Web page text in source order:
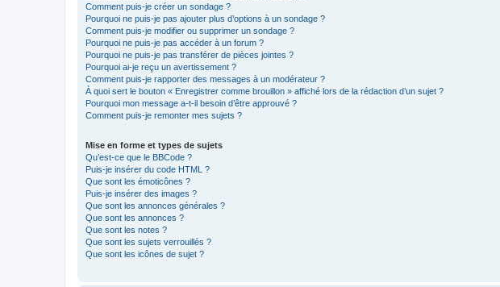
Comment puis-je créer un sondage ?
Pourquoi ne puis-je pas ajouter plus d’options à un sondage ?
Comment puis-je modifier ou supprimer un sondage ?
Pourquoi ne puis-je pas accéder à un forum ?
Pourquoi ne puis-je pas transférer de pièces jointes ?
Pourquoi ai-je reçu un avertissement ?
Comment puis-je rapporter des messages à un modérateur ?
À quoi sert le bouton « Enregistrer comme brouillon » affiché lors de la rédaction d’un sujet ?
Pourquoi mon message a-t-il besoin d’être approuvé ?
Comment puis-je remonter mes sujets ?
Mise en forme et types de sujets
Qu’est-ce que le BBCode ?
Puis-je insérer du code HTML ?
Que sont les émoticônes ?
Puis-je insérer des images ?
Que sont les annonces générales ?
Que sont les annonces ?
Que sont les notes ?
Que sont les sujets verrouillés ?
Que sont les icônes de sujet ?